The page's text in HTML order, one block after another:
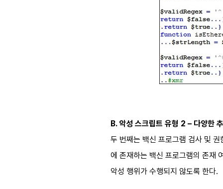
B. 악성 스크립트 유형 2 – 다양한
두 번째는 백신 프로그램 검사 및
에 존재하는 백신 프로그램의 존재
악성 행위가 수행되지 않도록 한다.